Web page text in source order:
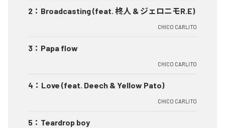
2 ： Broadcasting (feat. 柊人 & ジェロニモR.E)
CHICO CARLITO
3 ： Papa flow
CHICO CARLITO
4 ： Love (feat. Deech & Yellow Pato)
CHICO CARLITO
5 ： Teardrop boy